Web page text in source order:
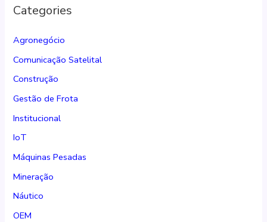
Categories
Agronegócio
Comunicação Satelital
Construção
Gestão de Frota
Institucional
IoT
Máquinas Pesadas
Mineração
Náutico
OEM